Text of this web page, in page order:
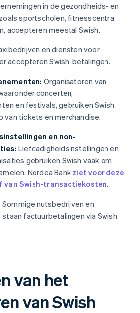
in de gezondheids- en
sportscholen, fitnesscentra
accepteren meestal Swish.
en diensten voor
accepteren Swish-betalingen.
Organisatoren van
concerten,
en festivals, gebruiken Swish
van tickets en merchandise.
en non-
Liefdadigheidsinstellingen en
gebruiken Swish vaak om
Nordea Bank ziet voor deze
van Swish-transactiekosten.
Sommige nutsbedrijven en
factuurbetalingen via Swish
van het
van Swish